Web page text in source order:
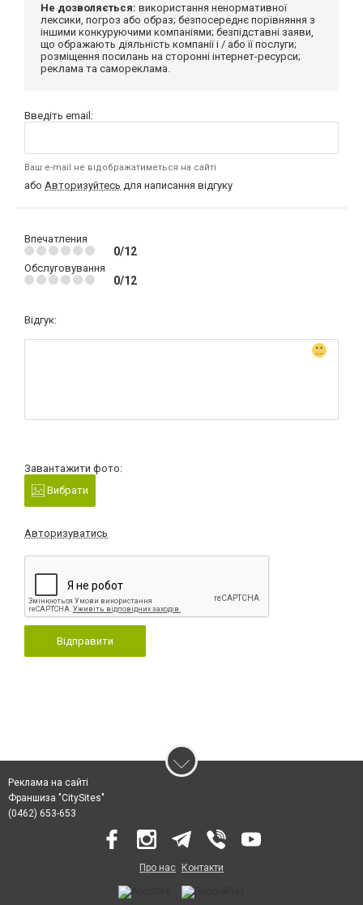
Не дозволяється: використання ненормативної
лексики, погроз або образ; безпосереднє порівняння з
іншими конкуруючими компаніями; безпідставні заяви,
що ображають діяльність компанії і / або її послуги;
розміщення посилань на сторонні інтернет-ресурси;
реклама та самореклама.
Введіть email:
Ваш e-mail не відображатиметься на сайті
або Авторизуйтесь для написання відгуку
Впечатления
0/12
Обслуговування
0/12
Відгук:
Завантажити фото:
Вибрати
Авторизуватись
Відправити
Реклама на сайті
Франшиза "CitySites"
(0462) 653-653
Про нас Контакти